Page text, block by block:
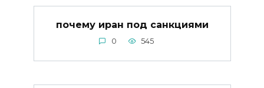
почему иран под санкциями
0 545